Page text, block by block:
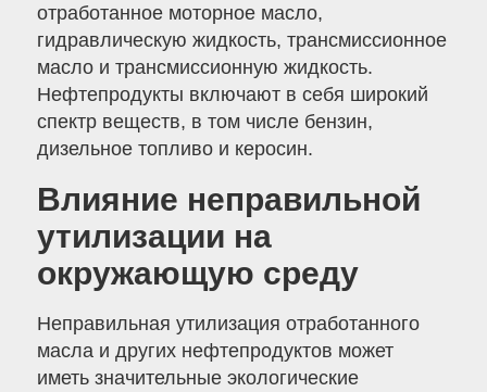
отработанное моторное масло,
гидравлическую жидкость, трансмиссионное
масло и трансмиссионную жидкость.
Нефтепродукты включают в себя широкий
спектр веществ, в том числе бензин,
дизельное топливо и керосин.
Влияние неправильной
утилизации на
окружающую среду
Неправильная утилизация отработанного
масла и других нефтепродуктов может
иметь значительные экологические